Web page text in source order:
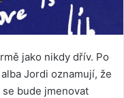
jako nikdy dřív. Po
Jordi oznamují, že
se bude jmenovat